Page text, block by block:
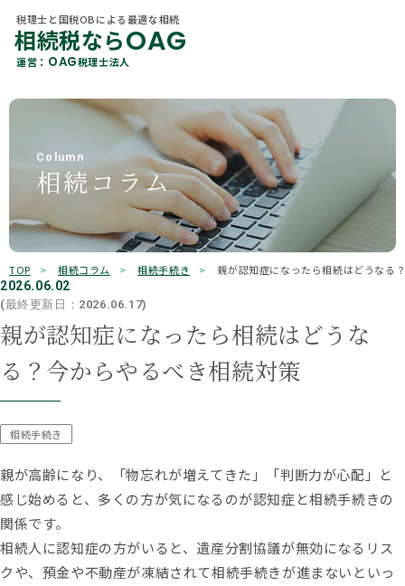
税理士と国税OBによる最適な相続
相続税ならOAG
運営： OAG税理士法人
税理士と国税OBによる最適な相続
相続税ならOAG
各種相続サービス
相続コラム
お客様の声
よくあるご質問
お問い合わせ
OAGを知る
相続ガイド
コーポレートサイト
プライバシーポリシー
カテゴリ 一覧
すべて
贈与
相続税
相続手続き
遺言
相続
不動産
保険
贈与税
所得税
有価証券
キーワード検索
もめる
遺産相続遺留分非課税
おすすめ記事
当社概要
Member
税理士紹介
Office Information
事務所一覧
Why Choose Us
選ばれる理由
Column
相続コラム
TOP 相続コラム 相続手続き
親が認知症になったら相続はどうなる
2026.06.02
(最終更新日：2026.06.17)
親が認知症になったら相続はどうな
る？今からやるべき相続対策
相続手続き
親が高齢になり、「物忘れが増えてきた」「判断力が心配」と
感じ始めると、多くの方が気になるのが認知症と相続手続きの
関係です。
相続人に認知症の方がいると、遺産分割協議が無効になるリス
クや、預金や不動産が凍結されて相続手続きが進まないといっ